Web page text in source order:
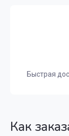
Быстрая
Как